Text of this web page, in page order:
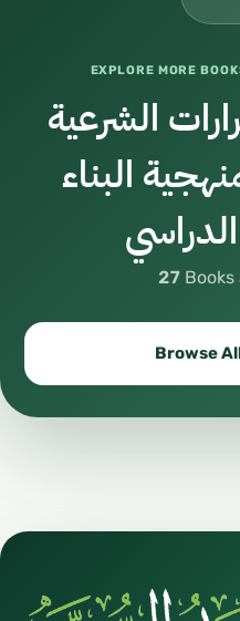
EXPLORE MORE
الشرعية
البناء
27
Browse